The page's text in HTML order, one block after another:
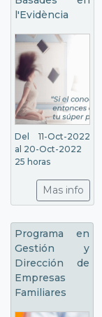
l'Evidència
Del 11-Oct-2022
al 20-Oct-2022
25 horas
Mas info
Programa en
Gestión y
Dirección de
Empresas
Familiares